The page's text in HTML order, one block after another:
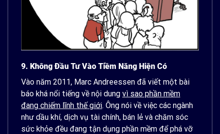
9. Không Đầu Tư Vào Tiềm Năng Hiện Có
Vào năm 2011, Marc Andreessen đã viết một bài
báo khá nổi tiếng về nội dung vì sao phần mềm
đang chiếm lĩnh thế giới. Ông nói về việc các ngành
như dầu khí, dịch vụ tài chính, bán lẻ và chăm sóc
sức khỏe đều đang tận dụng phần mềm để phá vỡ